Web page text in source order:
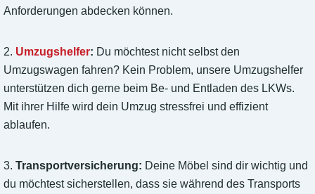
Anforderungen abdecken können.
2. Umzugshelfer: Du möchtest nicht selbst den
Umzugswagen fahren? Kein Problem, unsere Umzugshelfer
unterstützen dich gerne beim Be- und Entladen des LKWs.
Mit ihrer Hilfe wird dein Umzug stressfrei und effizient
ablaufen.
3. Transportversicherung: Deine Möbel sind dir wichtig und
du möchtest sicherstellen, dass sie während des Transports